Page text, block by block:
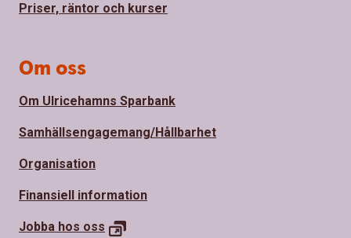
Priser, räntor och kurser
Om oss
Om Ulricehamns Sparbank
Samhällsengagemang/Hållbarhet
Organisation
Finansiell information
Jobba hos oss